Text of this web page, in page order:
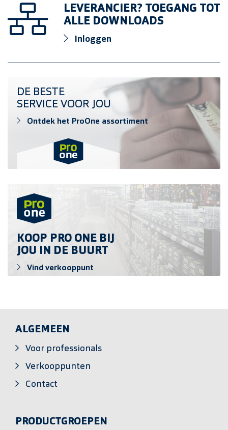
LEVERANCIER? TOEGANG TOT
ALLE DOWNLOADS
Inloggen
Ontdek het ProOne assortiment
DE BESTE
SERVICE VOOR JOU
Ontdek het ProOne assortiment
Vind verkooppunt
KOOP PRO ONE BIJ
JOU IN DE BUURT
Vind verkooppunt
ALGEMEEN
Voor professionals
Verkooppunten
Contact
PRODUCTGROEPEN